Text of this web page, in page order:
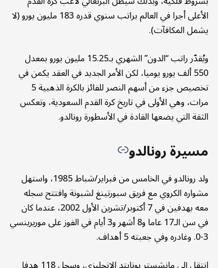
الأعلى أجرا في العالم براتب سنوي قدره 183 مليون يورو (لا
يشمل المكافآت).
ويُقدّر راتب “الدون” الشهري بـ15.25 مليون يورو بمعدل
550 ألف يورو يوميا، لكن الأمر الجديد في العقد يكمن في
تخصيص جزء من أسهم النصر للفائز بالكرة الذهبية 5
مرات، وهي الأولى في تاريخ كرة القدم السعودية، وتعكس
الثقة التي يضعها القادة في الأسطورة رونالدو.
مسيرة رونالدو
ولد رونالدو في الخامس من فبراير/شباط 1985، واستهل
مشواره الكروي مع فريق سبورتينغ لشبونة وافتتح سجله
معه بهدفين في 7 أكتوبر/تشرين الأول 2002، عندما كان
في سن الـ17 عاما و8 أشهر و3 أيام في الفوز على موريرينسي
3-0. وغادره وفي جعبته 5 أهداف.